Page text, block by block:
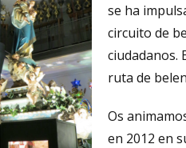
se ha
circuito de
ciudadanos.
ruta de
Os
en 2012 en